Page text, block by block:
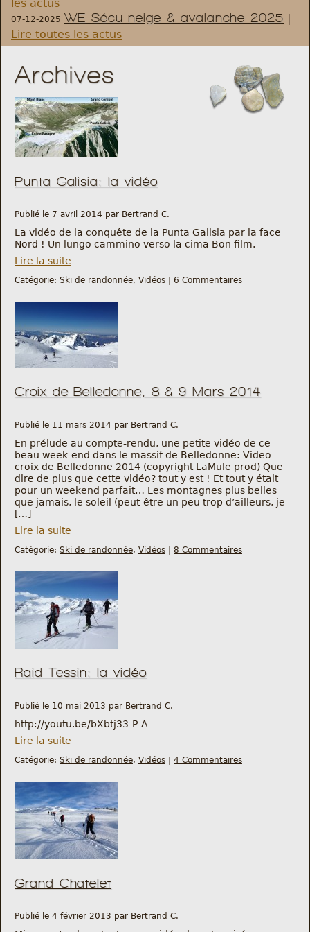
Règlement et statuts
Modalités d’inscriptions
Cartes découvertes
Comité Directeur
Frais kilométriques
Formation
Infos contact
Nous contacter
Nous trouver
Comment être informé des sorties
Programme
Crazy Gums
Rechercher
les actus
07-12-2025 WE Sécu neige & avalanche 2025 |
Lire toutes les actus
Archives
Punta Galisia: la vidéo
Publié le 7 avril 2014 par Bertrand C.
La vidéo de la conquête de la Punta Galisia par la face
Nord ! Un lungo cammino verso la cima Bon film.
Lire la suite
Catégorie: Ski de randonnée, Vidéos 6 Commentaires
Croix de Belledonne, 8 & 9 Mars 2014
Publié le 11 mars 2014 par Bertrand C.
En prélude au compte-rendu, une petite vidéo de ce
beau week-end dans le massif de Belledonne: Video
croix de Belledonne 2014 (copyright LaMule prod) Que
dire de plus que cette vidéo? tout y est ! Et tout y était
pour un weekend parfait… Les montagnes plus belles
que jamais, le soleil (peut-être un peu trop d’ailleurs, je
[…]
Lire la suite
Catégorie: Ski de randonnée, Vidéos | 8 Commentaires
Raid Tessin: la vidéo
Publié le 10 mai 2013 par Bertrand C.
http://youtu.be/bXbtj33-P-A
Lire la suite
Catégorie: Ski de randonnée, Vidéos 4 Commentaires
Grand Chatelet
Publié le 4 février 2013 par Bertrand C.